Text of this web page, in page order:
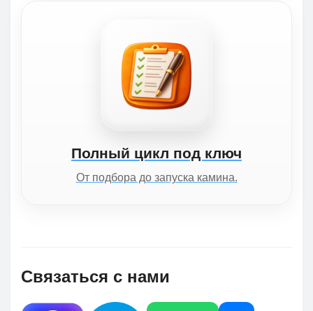
Полный цикл под ключ
От подбора до запуска камина.
Связаться с нами